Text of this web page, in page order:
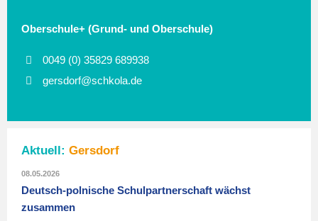
Oberschule+ (Grund- und Oberschule)
0049 (0) 35829 689938
gersdorf@schkola.de
Aktuell: Gersdorf
08.05.2026
Deutsch-polnische Schulpartnerschaft wächst
zusammen